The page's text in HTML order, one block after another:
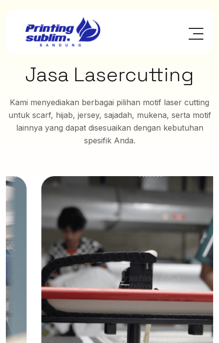
Jasa Lasercutting
Kami menyediakan berbagai pilihan motif laser cutting
untuk scarf, hijab, jersey, sajadah, mukena, serta motif
lainnya yang dapat disesuaikan dengan kebutuhan
spesifik Anda.